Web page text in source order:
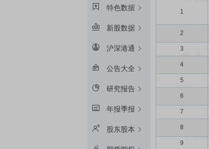
特色数据
新股数据
沪深港通
公告大全
研究报告
年报季报
股东股本
1
2
3
4
5
6
7
8
9